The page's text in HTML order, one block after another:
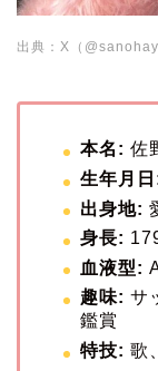
出典：X（
本名: 佐
生年月日
出身地:
身長:
血液型:
趣味: サ
鑑賞
特技: 歌